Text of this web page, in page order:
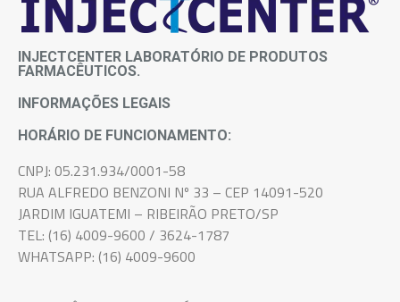
INJECTCENTER LABORATÓRIO DE PRODUTOS
FARMACÊUTICOS.
INFORMAÇÕES LEGAIS
HORÁRIO DE FUNCIONAMENTO:
CNPJ: 05.231.934/0001-58
RUA ALFREDO BENZONI Nº 33 – CEP 14091-520
JARDIM IGUATEMI – RIBEIRÃO PRETO/SP
TEL: (16) 4009-9600 / 3624-1787
WHATSAPP: (16) 4009-9600